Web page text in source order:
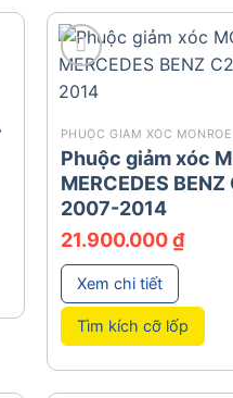
add
PHUỘC GIẢM XÓC MONROE
Phuộc giảm xóc
MERCEDES
2007-2014
21.900.000₫
Xem chi tiết
Tìm kích cỡ lốp